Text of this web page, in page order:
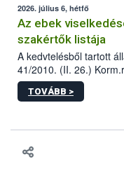
2026. július 6, hétfő
Az ebek
szakértők listája
A kedvtelésből tartott
41/2010. (II. 26.)
sérülés, illetve ennek
hatósági feladatokat,
TOVÁBB >